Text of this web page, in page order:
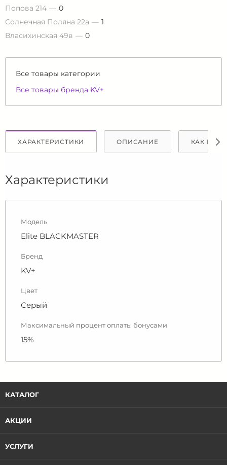
Попова 214
0
Солнечная Поляна 22а
1
Власихинская 49в
0
Все товары категории
Все товары бренда KV+
ХАРАКТЕРИСТИКИ ОПИСАНИЕ КАК
Характеристики
Модель
Elite BLACKMASTER
Бренд
KV+
Цвет
Серый
Максимальный процент оплаты бонусами
15%
КАТАЛОГ
АКЦИИ
УСЛУГИ